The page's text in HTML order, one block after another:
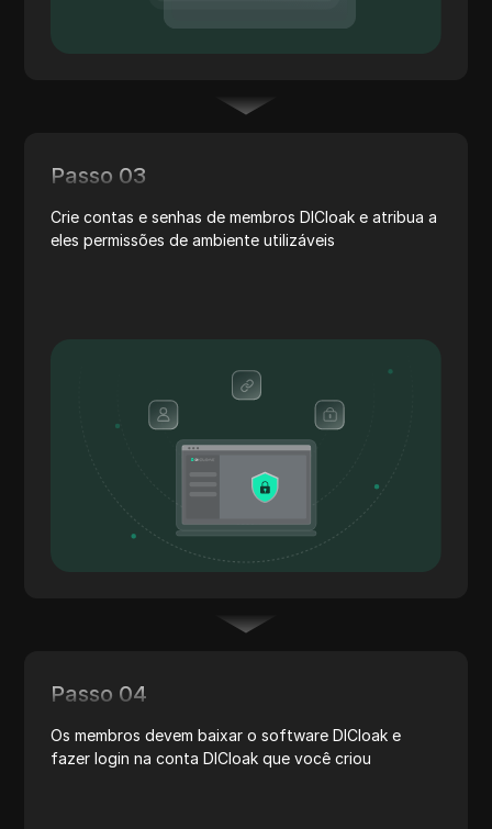
Passo 03
Crie contas e senhas de membros DICloak e atribua a
eles permissões de ambiente utilizáveis
Passo 04
Os membros devem baixar o software DICloak e
fazer login na conta DICloak que você criou